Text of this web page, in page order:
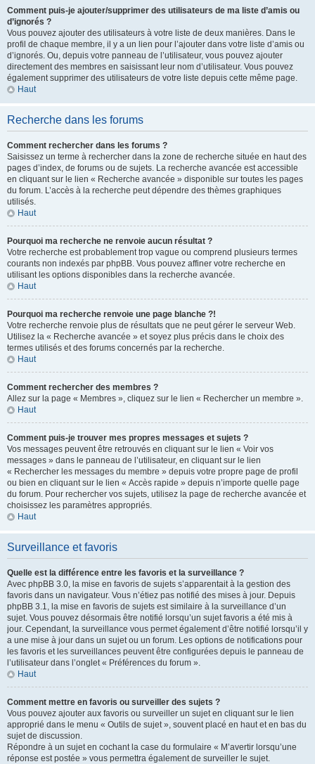
Comment puis-je ajouter/supprimer des utilisateurs de ma liste d’amis ou
d’ignorés ?
Vous pouvez ajouter des utilisateurs à votre liste de deux manières. Dans le
profil de chaque membre, il y a un lien pour l’ajouter dans votre liste d’amis ou
d’ignorés. Ou, depuis votre panneau de l’utilisateur, vous pouvez ajouter
directement des membres en saisissant leur nom d’utilisateur. Vous pouvez
également supprimer des utilisateurs de votre liste depuis cette même page.
Haut
Recherche dans les forums
Comment rechercher dans les forums ?
Saisissez un terme à rechercher dans la zone de recherche située en haut des
pages d’index, de forums ou de sujets. La recherche avancée est accessible
en cliquant sur le lien « Recherche avancée » disponible sur toutes les pages
du forum. L’accès à la recherche peut dépendre des thèmes graphiques
utilisés.
Haut
Pourquoi ma recherche ne renvoie aucun résultat ?
Votre recherche est probablement trop vague ou comprend plusieurs termes
courants non indexés par phpBB. Vous pouvez affiner votre recherche en
utilisant les options disponibles dans la recherche avancée.
Haut
Pourquoi ma recherche renvoie une page blanche ?!
Votre recherche renvoie plus de résultats que ne peut gérer le serveur Web.
Utilisez la « Recherche avancée » et soyez plus précis dans le choix des
termes utilisés et des forums concernés par la recherche.
Haut
Comment rechercher des membres ?
Allez sur la page « Membres », cliquez sur le lien « Rechercher un membre ».
Haut
Comment puis-je trouver mes propres messages et sujets ?
Vos messages peuvent être retrouvés en cliquant sur le lien « Voir vos
messages » dans le panneau de l’utilisateur, en cliquant sur le lien
« Rechercher les messages du membre » depuis votre propre page de profil
ou bien en cliquant sur le lien « Accès rapide » depuis n’importe quelle page
du forum. Pour rechercher vos sujets, utilisez la page de recherche avancée et
choisissez les paramètres appropriés.
Haut
Surveillance et favoris
Quelle est la différence entre les favoris et la surveillance ?
Avec phpBB 3.0, la mise en favoris de sujets s’apparentait à la gestion des
favoris dans un navigateur. Vous n’étiez pas notifié des mises à jour. Depuis
phpBB 3.1, la mise en favoris de sujets est similaire à la surveillance d’un
sujet. Vous pouvez désormais être notifié lorsqu’un sujet favoris a été mis à
jour. Cependant, la surveillance vous permet également d’être notifié lorsqu’il y
a une mise à jour dans un sujet ou un forum. Les options de notifications pour
les favoris et les surveillances peuvent être configurées depuis le panneau de
l’utilisateur dans l’onglet « Préférences du forum ».
Haut
Comment mettre en favoris ou surveiller des sujets ?
Vous pouvez ajouter aux favoris ou surveiller un sujet en cliquant sur le lien
approprié dans le menu « Outils de sujet », souvent placé en haut et en bas du
sujet de discussion.
Répondre à un sujet en cochant la case du formulaire « M’avertir lorsqu’une
réponse est postée » vous permettra également de surveiller le sujet.